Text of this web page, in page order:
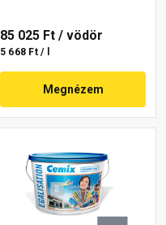
85 025 Ft / vödör
5 668 Ft / l
Megnézem